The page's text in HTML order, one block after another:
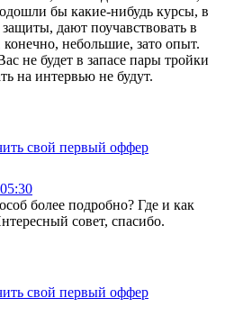
бы какие-нибудь курсы, в
дают поучавствовать в
небольшие, зато опыт.
не будет в запасе пары тройки
на интервью не будут.
свой первый оффер
более подробно? Где и как
совет, спасибо.
свой первый оффер